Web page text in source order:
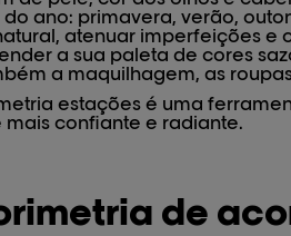
ano: primavera, verão,
atenuar imperfeições e
a sua paleta de cores
a maquilhagem, as
estações é uma
mais confiante e radiante.
de